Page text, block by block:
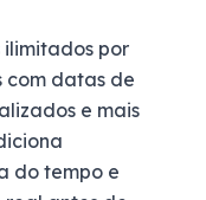
por
com datas de
e mais
do tempo e